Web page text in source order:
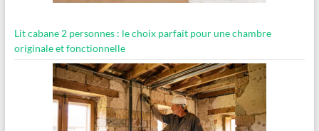
Lit cabane 2 personnes : le choix parfait pour une chambre
originale et fonctionnelle